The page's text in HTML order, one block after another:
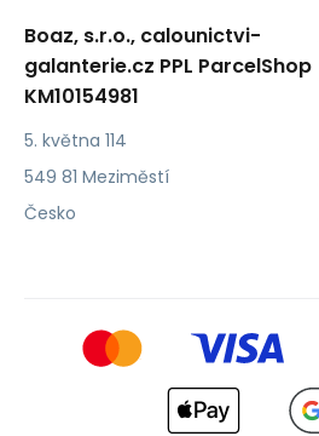
Boaz, s.r.o., calounictvi-
galanterie.cz PPL ParcelShop
KM10154981
5. května 114
549 81 Meziměstí
Česko